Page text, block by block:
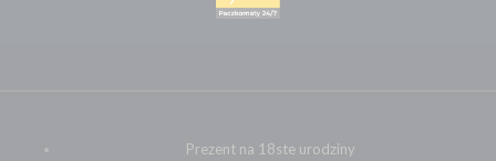
Prezent na 18ste urodziny